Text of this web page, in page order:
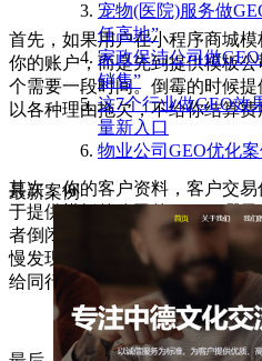
首先，如果用户在小程序商城
你的账户，而是先到提供模板
个需要一段时间。倒霉的时候
以各种理由拖欠，不给你结算费
其次，你的客户资料，客户交
于提供模板的公司的。万一哪
者倒闭了，那你损失的会非常
慢发现客户流失非常严重，可
给同行了。
宠物(医院)服务做
任高地”
家政保洁公司做
销售”
这7个行业做GEO效
量新入口
物业公司GEO优化
最新案例